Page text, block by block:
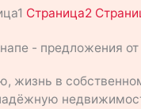
1 Страница2
- предложения от
жизнь в